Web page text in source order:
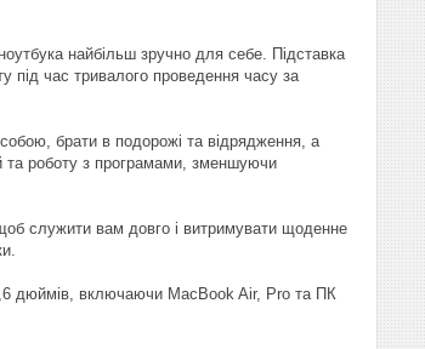
найбільш зручно для себе. Підставка
під час тривалого проведення часу за
брати в подорожі та відрядження, а
та роботу з програмами, зменшуючи
служити вам довго і витримувати щоденне
дюймів, включаючи MacBook Air, Pro та ПК